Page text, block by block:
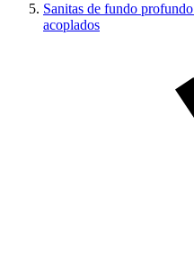
Sanitas de fundo
acoplados